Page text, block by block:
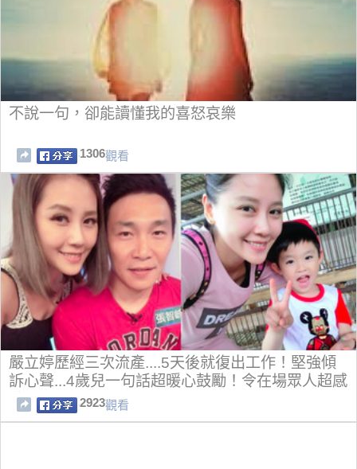
不說一句，卻能讀懂我的喜怒哀樂
1306觀看
嚴立婷歷經三次流產....5天後就復出工作！堅強傾
訴心聲...4歲兒一句話超暖心鼓勵！令在場眾人超感
動...
2923觀看